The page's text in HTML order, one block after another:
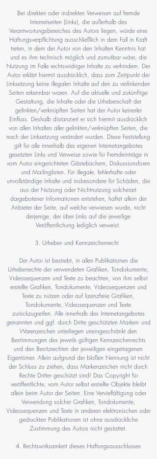
Bei direkten oder indirekten Verweisen auf fremde
Internetseiten (Links), die außerhalb des
Verantwortungsbereiches des Autors liegen, würde eine
Haftungsverpflichtung ausschließlich in dem Fall in Kraft
treten, in dem der Autor von den Inhalten Kenntnis hat
und es ihm technisch möglich und zumutbar wäre, die
Nutzung im Falle rechtswidriger Inhalte zu verhindern. Der
Autor erklärt hiermit ausdrücklich, dass zum Zeitpunkt der
Linksetzung keine illegalen Inhalte auf den zu verlinkenden
Seiten erkennbar waren. Auf die aktuelle und zukünftige
Gestaltung, die Inhalte oder die Urheberschaft der
gelinkten/verknüpften Seiten hat der Autor keinerlei
Einfluss. Deshalb distanziert er sich hiermit ausdrücklich
von allen Inhalten aller gelinkten/verknüpften Seiten, die
nach der Linksetzung verändert wurden. Diese Feststellung
gilt für alle innerhalb des eigenen Internetangebotes
gesetzten Links und Verweise sowie für Fremdeinträge in
vom Autor eingerichteten Gästebüchern, Diskussionsforen
und Mailinglisten. Für illegale, fehlerhafte oder
unvollständige Inhalte und insbesondere für Schäden, die
aus der Nutzung oder Nichtnutzung solcherart
dargebotener Informationen entstehen, haftet allein der
Anbieter der Seite, auf welche verwiesen wurde, nicht
derjenige, der über Links auf die jeweilige
Veröffentlichung lediglich verweist.
3. Urheber- und Kennzeichenrecht
Der Autor ist bestrebt, in allen Publikationen die
Urheberrechte der verwendeten Grafiken, Tondokumente,
Videosequenzen und Texte zu beachten, von ihm selbst
erstellte Grafiken, Tondokumente, Videosequenzen und
Texte zu nutzen oder auf lizenzfreie Grafiken,
Tondokumente, Videosequenzen und Texte
zurückzugreifen. Alle innerhalb des Internetangebotes
genannten und ggf. durch Dritte geschützten Marken- und
Warenzeichen unterliegen uneingeschränkt den
Bestimmungen des jeweils gültigen Kennzeichenrechts
und den Besitzrechten der jeweiligen eingetragenen
Eigentümer. Allein aufgrund der bloßen Nennung ist nicht
der Schluss zu ziehen, dass Markenzeichen nicht durch
Rechte Dritter geschützt sind! Das Copyright für
veröffentlichte, vom Autor selbst erstellte Objekte bleibt
allein beim Autor der Seiten. Eine Vervielfältigung oder
Verwendung solcher Grafiken, Tondokumente,
Videosequenzen und Texte in anderen elektronischen oder
gedruckten Publikationen ist ohne ausdrückliche
Zustimmung des Autors nicht gestattet.
4. Rechtswirksamkeit dieses Haftungsausschlusses